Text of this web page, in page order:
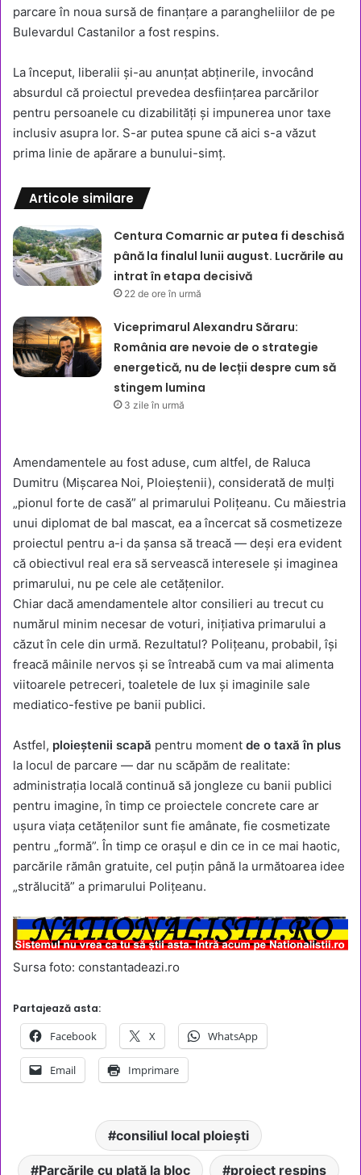
parcare în noua sursă de finanțare a parangheliilor de pe
Bulevardul Castanilor a fost respins.
La început, liberalii și-au anunțat abținerile, invocând
absurdul că proiectul prevedea desființarea parcărilor
pentru persoanele cu dizabilități și impunerea unor taxe
inclusiv asupra lor. S-ar putea spune că aici s-a văzut
prima linie de apărare a bunului-simț.
Articole similare
Centura Comarnic ar putea fi deschisă
până la finalul lunii august. Lucrările au
intrat în etapa decisivă
22 de ore în urmă
Viceprimarul Alexandru Săraru:
România are nevoie de o strategie
energetică, nu de lecții despre cum să
stingem lumina
3 zile în urmă
Amendamentele au fost aduse, cum altfel, de Raluca
Dumitru (Mișcarea Noi, Ploieștenii), considerată de mulți
„pionul forte de casă” al primarului Polițeanu. Cu măiestria
unui diplomat de bal mascat, ea a încercat să cosmetizeze
proiectul pentru a-i da șansa să treacă — deși era evident
că obiectivul real era să servească interesele și imaginea
primarului, nu pe cele ale cetățenilor.
Chiar dacă amendamentele altor consilieri au trecut cu
numărul minim necesar de voturi, inițiativa primarului a
căzut în cele din urmă. Rezultatul? Polițeanu, probabil, își
freacă mâinile nervos și se întreabă cum va mai alimenta
viitoarele petreceri, toaletele de lux și imaginile sale
mediatico-festive pe banii publici.
Astfel, ploieștenii scapă pentru moment de o taxă în plus
la locul de parcare — dar nu scăpăm de realitate:
administrația locală continuă să jongleze cu banii publici
pentru imagine, în timp ce proiectele concrete care ar
ușura viața cetățenilor sunt fie amânate, fie cosmetizate
pentru „formă”. În timp ce orașul e din ce in ce mai haotic,
parcările rămân gratuite, cel puțin până la următoarea idee
„strălucită” a primarului Polițeanu.
Sursa foto: constantadeazi.ro
Partajează asta:
Facebook X WhatsApp
Email Imprimare
consiliul local ploiești
Parcările cu plată la bloc proiect respins